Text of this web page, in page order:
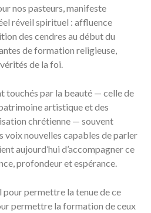
nos pasteurs, manifeste
réveil spirituel : affluence
des cendres au début du
de formation religieuse,
de la foi.
touchés par la beauté — celle de
artistique et des
chrétienne — souvent
voix nouvelles capables de parler
aujourd’hui d’accompagner ce
profondeur et espérance.
permettre la tenue de ce
permettre la formation de ceux